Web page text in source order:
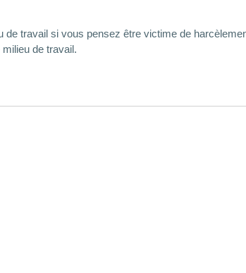
travail si vous pensez être victime de
de travail.